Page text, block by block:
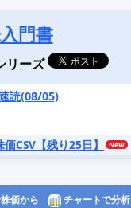
門書
リーズ
読(08/05)
CSV【残り25日】
価から チャートで分析